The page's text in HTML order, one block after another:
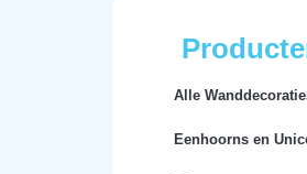
Alle
Eenhoorns en